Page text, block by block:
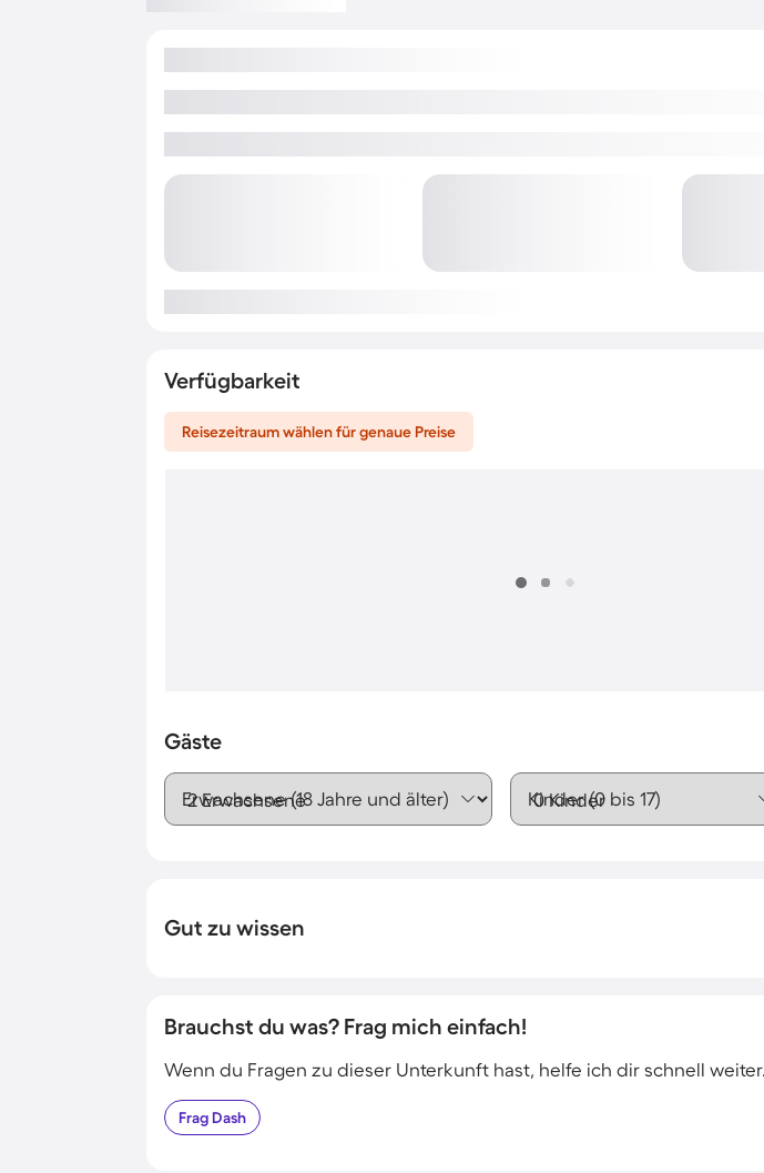
Verfügbarkeit
Reisezeitraum wählen für genaue Preise
Gäste
Erwachsene (18 Jahre und älter) Kinder (0 bis 17)
Gut zu wissen
Brauchst du was? Frag mich einfach!
Wenn du Fragen zu dieser Unterkunft hast, helfe ich dir schnell weiter.
FragDash